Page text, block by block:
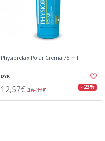
Physiorelax Polar Crema 75 ml
DYR
12,57€ 16,32€ - 23%